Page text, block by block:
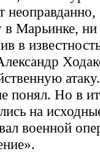
Марьинке, ни
в
понял. Но в
на
военной